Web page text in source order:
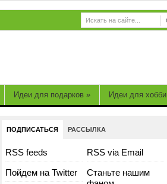
Идеи для подарков » Идеи для хобби
ПОДПИСАТЬСЯ РАССЫЛКА
RSS feeds
RSS via Email
Пойдем на Twitter
Станьте нашим